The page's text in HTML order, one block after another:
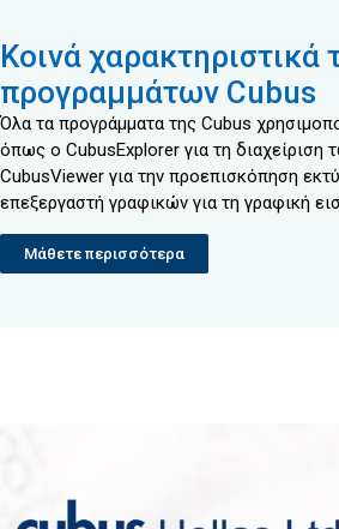
Κοινά χαρακτηριστικά
προγραμμάτων Cubus
Όλα τα προγράμματα της Cubus
όπως ο CubusExplorer για τη διαχείριση
CubusViewer για την προεπισκόπηση
επεξεργαστή γραφικών για τη γραφική
Μάθετε περισσότερα